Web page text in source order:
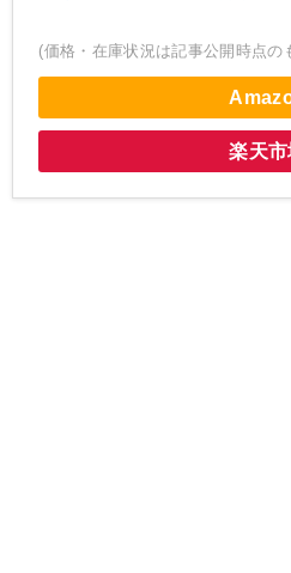
(価格・在庫状況は記事公開時点の
楽天